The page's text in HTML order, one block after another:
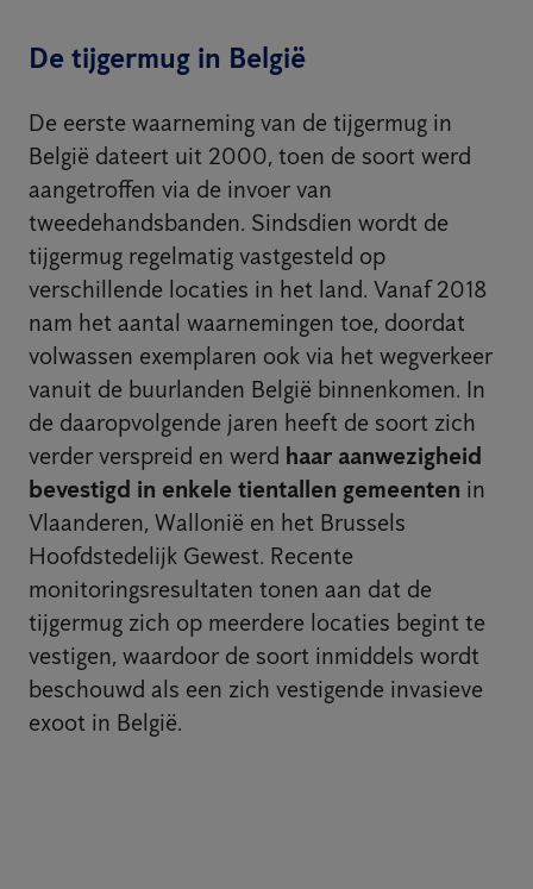
De tijgermug in België
De eerste waarneming van de tijgermug in
België dateert uit 2000, toen de soort werd
aangetroffen via de invoer van
tweedehandsbanden. Sindsdien wordt de
tijgermug regelmatig vastgesteld op
verschillende locaties in het land. Vanaf 2018
nam het aantal waarnemingen toe, doordat
volwassen exemplaren ook via het wegverkeer
vanuit de buurlanden België binnenkomen. In
de daaropvolgende jaren heeft de soort zich
verder verspreid en werd haar aanwezigheid
bevestigd in enkele tientallen gemeenten in
Vlaanderen, Wallonië en het Brussels
Hoofdstedelijk Gewest. Recente
monitoringsresultaten tonen aan dat de
tijgermug zich op meerdere locaties begint te
vestigen, waardoor de soort inmiddels wordt
beschouwd als een zich vestigende invasieve
exoot in België.